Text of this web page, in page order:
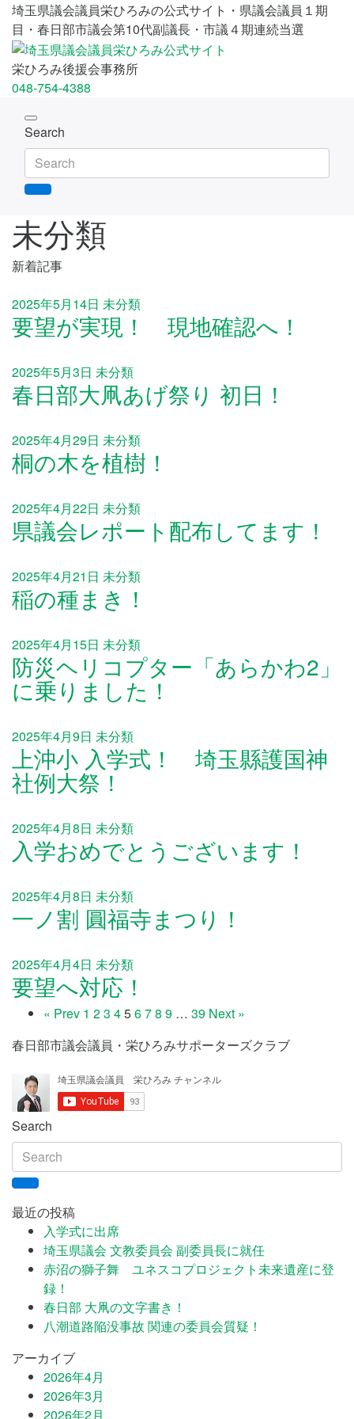
埼玉県議会議員栄ひろみの公式サイト・県議会議員１期
目・春日部市議会第10代副議長・市議４期連続当選
栄ひろみ後援会事務所
048-754-4388
Toggle
navigation
Search
未分類
新着記事
2025年5月14日 未分類
要望が実現！ 現地確認へ！
2025年5月3日 未分類
春日部大凧あげ祭り 初日！
2025年4月29日 未分類
桐の木を植樹！
2025年4月22日 未分類
県議会レポート配布してます！
2025年4月21日 未分類
稲の種まき！
2025年4月15日 未分類
防災ヘリコプター「あらかわ2」
に乗りました！
2025年4月9日 未分類
上沖小 入学式！ 埼玉縣護国神
社例大祭！
2025年4月8日 未分類
入学おめでとうございます！
2025年4月8日 未分類
一ノ割 圓福寺まつり！
2025年4月4日 未分類
要望へ対応！
« Prev 1 23 45678 9 … 39 Next »
春日部市議会議員・栄ひろみサポーターズクラブ
Search
最近の投稿
入学式に出席
埼玉県議会 文教委員会 副委員長に就任
赤沼の獅子舞 ユネスコプロジェクト未来遺産に登
録！
春日部 大凧の文字書き！
八潮道路陥没事故 関連の委員会質疑！
アーカイブ
2026年4月
2026年3月
2026年2月